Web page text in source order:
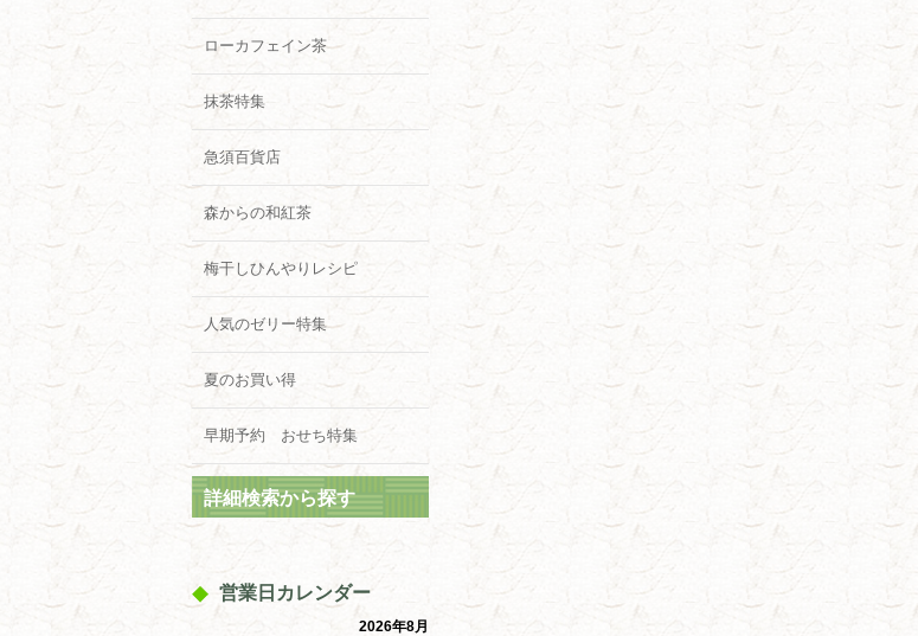
ローカフェイン茶
抹茶特集
急須百貨店
森からの和紅茶
梅干しひんやりレシピ
人気のゼリー特集
夏のお買い得
早期予約 おせち特集
詳細検索から探す
営業日カレンダー
2026年8月